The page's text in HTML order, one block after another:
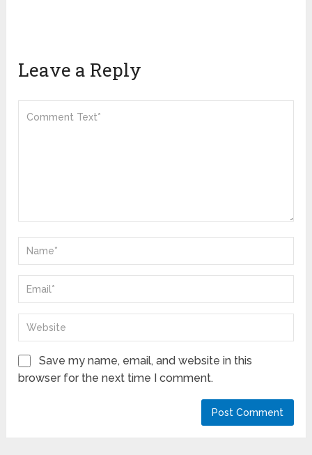
Leave a Reply
Save my name, email, and website in this
browser for the next time I comment.